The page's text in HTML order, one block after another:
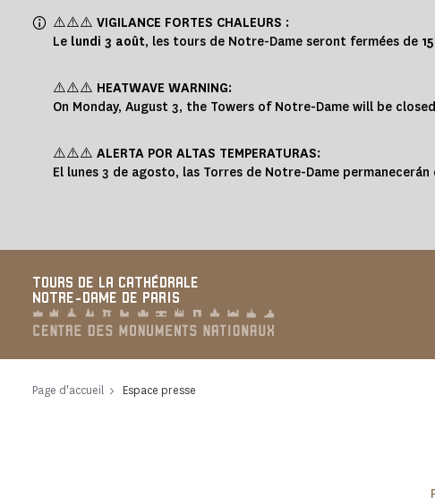
⚠️⚠️⚠️ VIGILANCE FORTES CHALEURS :
Le lundi 3 août, les tours de Notre-Dame seront fermées de
⚠️⚠️⚠️ HEATWAVE WARNING:
On Monday, August 3, the Towers of Notre-Dame will be
⚠️⚠️⚠️ ALERTA POR ALTAS TEMPERATURAS:
El lunes 3 de agosto, las Torres de Notre-Dame
TOURS DE LA CATHÉDRALE
NOTRE-DAME DE PARIS
Page d'accueil Espace presse